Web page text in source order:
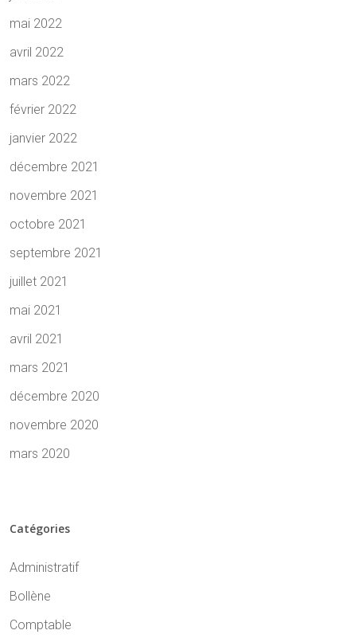
mai 2022
avril 2022
mars 2022
février 2022
janvier 2022
décembre 2021
novembre 2021
octobre 2021
septembre 2021
juillet 2021
mai 2021
avril 2021
mars 2021
décembre 2020
novembre 2020
mars 2020
Catégories
Administratif
Bollène
Comptable